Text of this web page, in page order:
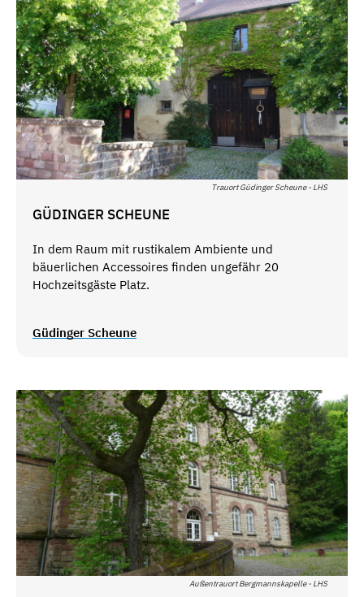
Trauort Güdinger Scheune - LHS
GÜDINGER SCHEUNE
In dem Raum mit rustikalem Ambiente und
bäuerlichen Accessoires finden ungefähr 20
Hochzeitsgäste Platz.
Güdinger Scheune
Außentrauort Bergmannskapelle - LHS